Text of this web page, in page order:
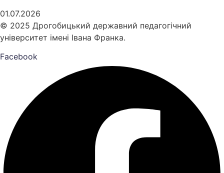
01.07.2026
© 2025 Дрогобицький державний педагогічний
університет імені Івана Франка.
Facebook